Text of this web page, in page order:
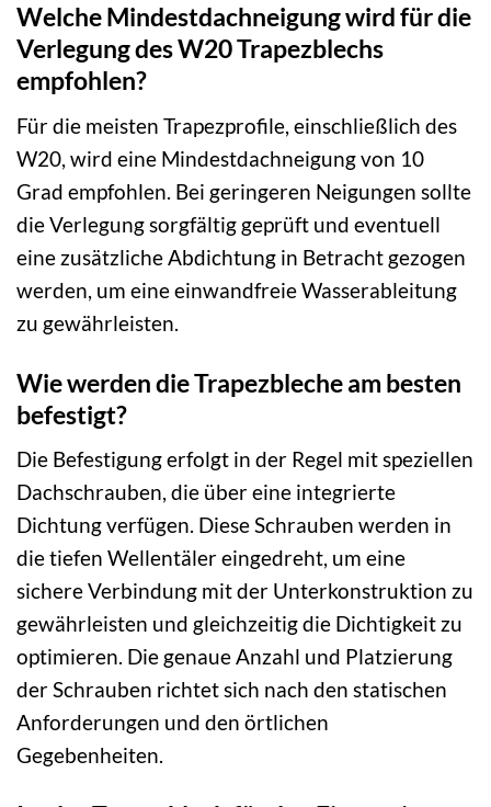
Welche Mindestdachneigung wird für die
Verlegung des W20 Trapezblechs
empfohlen?
Für die meisten Trapezprofile, einschließlich des
W20, wird eine Mindestdachneigung von 10
Grad empfohlen. Bei geringeren Neigungen sollte
die Verlegung sorgfältig geprüft und eventuell
eine zusätzliche Abdichtung in Betracht gezogen
werden, um eine einwandfreie Wasserableitung
zu gewährleisten.
Wie werden die Trapezbleche am besten
befestigt?
Die Befestigung erfolgt in der Regel mit speziellen
Dachschrauben, die über eine integrierte
Dichtung verfügen. Diese Schrauben werden in
die tiefen Wellentäler eingedreht, um eine
sichere Verbindung mit der Unterkonstruktion zu
gewährleisten und gleichzeitig die Dichtigkeit zu
optimieren. Die genaue Anzahl und Platzierung
der Schrauben richtet sich nach den statischen
Anforderungen und den örtlichen
Gegebenheiten.